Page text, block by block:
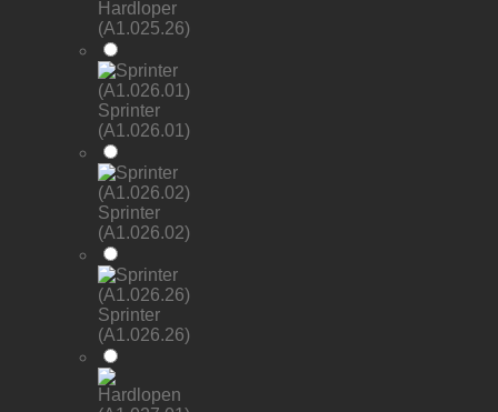
Hardloper
(A1.025.26)
Sprinter
(A1.026.01)
Sprinter
(A1.026.02)
Sprinter
(A1.026.26)